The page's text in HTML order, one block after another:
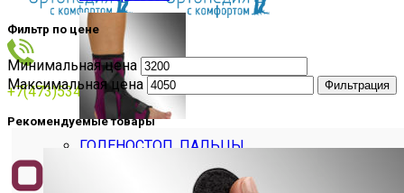
+7(473)534769
ГОЛЕНОСТОП, ПАЛЬЦЫ
Фильтр по цене
Минимальная цена
Максимальная цена
Фильтрация
Рекомендуемые товары